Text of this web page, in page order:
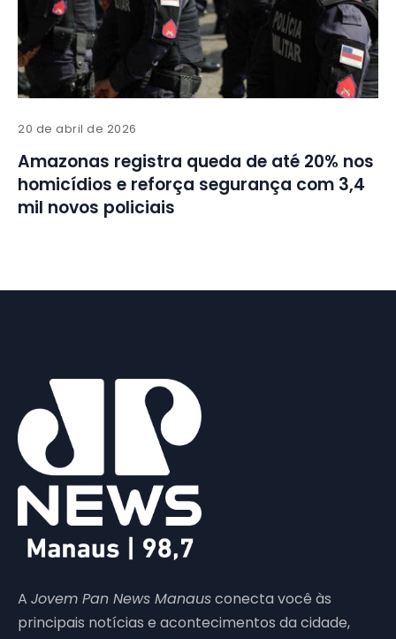
20 de abril de 2026
Amazonas registra queda de até 20% nos
homicídios e reforça segurança com 3,4
mil novos policiais
A Jovem Pan News Manausconecta você às
principais notícias e acontecimentos da cidade,